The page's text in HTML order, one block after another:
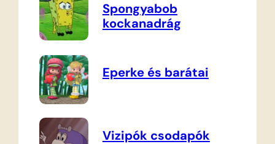
Spongyabob
kockanadrág
Eperke és barátai
Vizipók csodapók